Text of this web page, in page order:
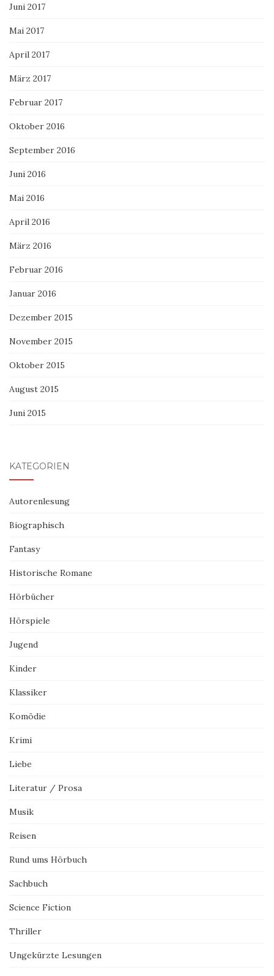
Juni 2017
Mai 2017
April 2017
März 2017
Februar 2017
Oktober 2016
September 2016
Juni 2016
Mai 2016
April 2016
März 2016
Februar 2016
Januar 2016
Dezember 2015
November 2015
Oktober 2015
August 2015
Juni 2015
KATEGORIEN
Autorenlesung
Biographisch
Fantasy
Historische Romane
Hörbücher
Hörspiele
Jugend
Kinder
Klassiker
Komödie
Krimi
Liebe
Literatur / Prosa
Musik
Reisen
Rund ums Hörbuch
Sachbuch
Science Fiction
Thriller
Ungekürzte Lesungen